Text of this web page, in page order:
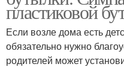
пластиковой
Если возле дома есть
обязательно нужно
родителей может